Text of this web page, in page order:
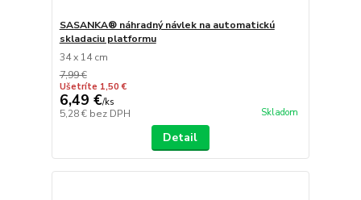
SASANKA® náhradný návlek na automatickú
skladaciu platformu
34 x 14 cm
7,99 €
Ušetríte 1,50 €
6,49 €/ks
5,28 € bez DPH Skladom
Detail